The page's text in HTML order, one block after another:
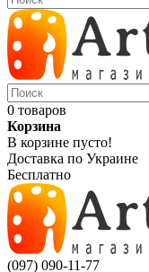
0 товаров
Корзина
В корзине пусто!
Доставка по Украине
Бесплатно
(097) 090-11-77